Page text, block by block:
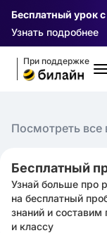
Бесплатный урок
Узнать подробнее
При поддержке
Посмотреть все
Бесплатный
Узнай больше про
на бесплатный
знаний и
и классу